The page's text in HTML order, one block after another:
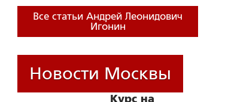
поведения
Все статьи Андрей Леонидович
Игонин
Новости Москвы
Курс на